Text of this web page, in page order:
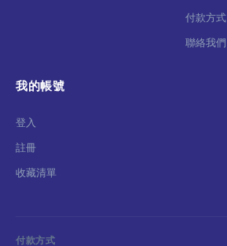
付款方式
聯絡我們
我的帳號
登入
註冊
收藏清單
付款方式